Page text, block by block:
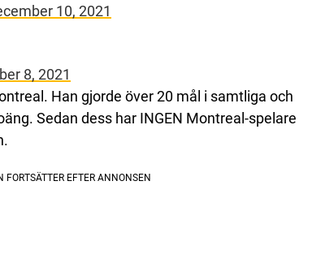
10, 2021
8, 2021
Han gjorde över 20 mål i samtliga och
Sedan dess har INGEN Montreal-spelare